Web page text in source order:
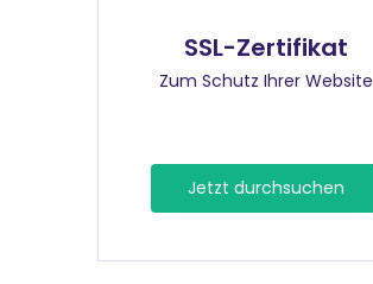
SSL-Zertifikat
Zum Schutz Ihrer Website
Jetzt durchsuchen